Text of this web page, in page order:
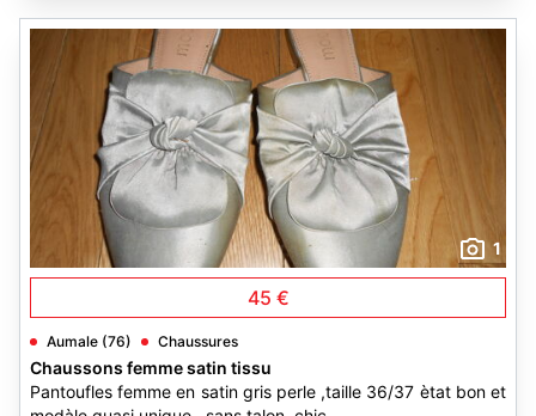
1
45 €
Aumale (76) Chaussures
Chaussons femme satin tissu
Pantoufles femme en satin gris perle ,taille 36/37 ètat bon et